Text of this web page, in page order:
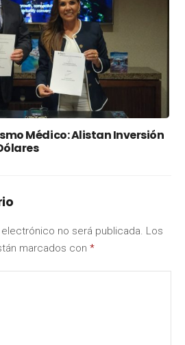
Médico: Alistan Inversión
no será publicada. Los
marcados con *